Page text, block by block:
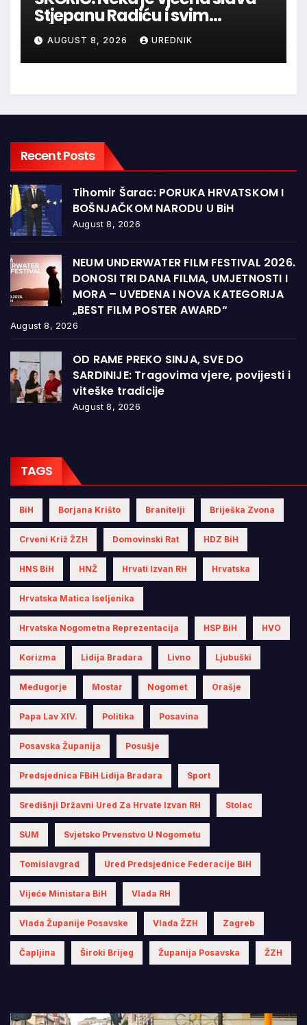
Stjepanu Radiću i svim
hrvatskim velikanima, a
vječna zahvalnost hrvatskim
braniteljima
AUGUST 8, 2026 UREDNIK
Recent Posts
Tihomir Šarac: PORUKA HRVATSKOM I
BOŠNJAČKOM NARODU U BiH
August 8, 2026
NEUM UNDERWATER FILM FESTIVAL 2026.
DONOSI TRI DANA FILMA, UMJETNOSTI I
MORA – UVEDENA I NOVA KATEGORIJA
„BEST FILM POSTER AWARD“
August 8, 2026
OD RAME PREKO SINJA, SVE DO
SARDINIJE: Tragovima vjere, povijesti i
viteške tradicije
August 8, 2026
TAGS
BiH Borjana Krišto Branitelji Briješka Zvona
Crveni Križ ŽZH Domovinski Rat HDZ BiH
HNS BiH HNŽ Hrvati Izvan RH Hrvatska
Hrvatska Matica Iseljenika
Hrvatska Nogometna Reprezentacija HSP BiH HVO
Korizma Lidija Bradara Livno Ljubuški
Međugorje Mostar Nogomet Orašje
Papa Lav XIV. Politika Posavina
Posavska Županija Posušje
Predsjednica FBiH Lidija Bradara Sport
Središnji Državni Ured Za Hrvate Izvan RH Stolac
SUM Svjetsko Prvenstvo U Nogometu
Tomislavgrad Ured Predsjednice Federacije BiH
Vijeće Ministara BiH Vlada RH
Vlada Županije Posavske Vlada ŽZH Zagreb
Čapljina Široki Brijeg Županija Posavska ŽZH